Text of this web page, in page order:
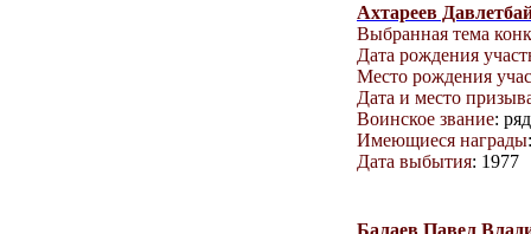
Ахтареев
Выбранная тема
Дата рождения
Место рождения
Дата и место
Воинское звание:
Имеющиеся награды
Дата выбытия: 1977
Балаев Павел